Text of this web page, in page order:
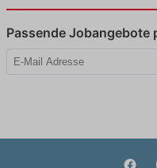
Passende Jobangebote